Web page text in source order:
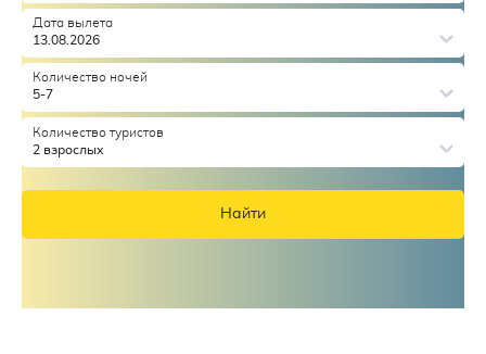
Дата вылета
13.08.2026
Количество ночей
5-7
Количество туристов
2 взрослых
Найти